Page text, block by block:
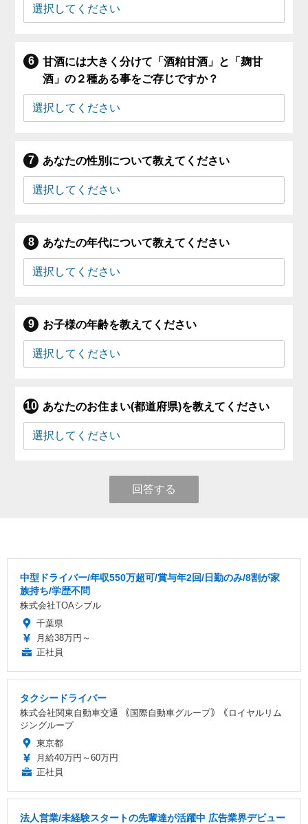
甘酒には大きく分けて「酒粕甘酒」と「麹甘
酒」の２種ある事をご存じですか？
あなたの性別について教えてください
あなたの年代について教えてください
お子様の年齢を教えてください
あなたのお住まい(都道府県)を教えてください
回答する
中型ドライバー/年収550万超可/賞与年2回/日勤のみ/8割が家
族持ち/学歴不問
株式会社TOAシブル
千葉県
月給38万円～
正社員
タクシードライバー
株式会社関東自動車交通 ｟国際自動車グループ｠｟ロイヤルリム
ジングループ
東京都
月給40万円～60万円
正社員
法人営業/未経験スタートの先輩達が活躍中 広告業界デビュー